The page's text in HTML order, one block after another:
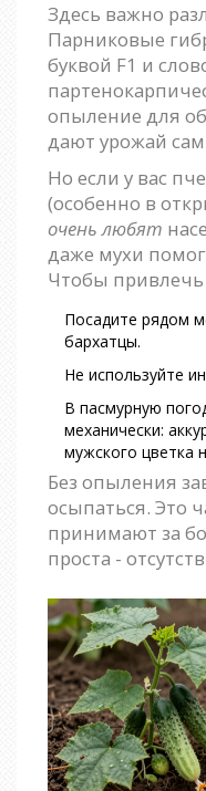
Здесь важно
Парниковые
буквой F1 и
опыление для
дают урожай
Но если у вас
(особенно в
очень любят
даже мухи
Чтобы привлечь
Посадите рядом
бархатцы.
Не используйте
В пасмурную
механически:
мужского цветка
Без опыления
осыпаться. Это
принимают за
проста -